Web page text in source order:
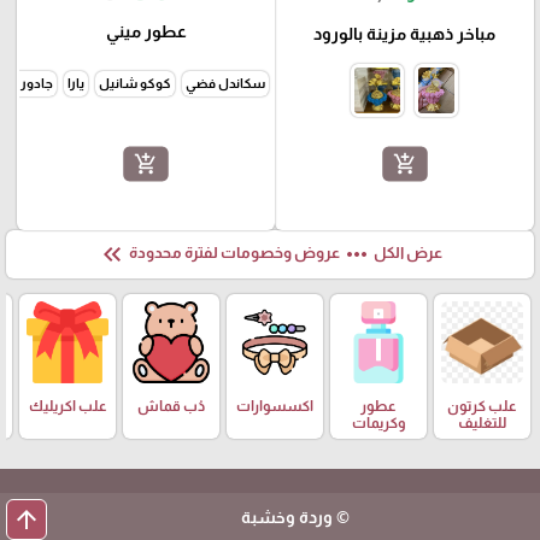
مباخر ذهبية مزينة بالورود
add_shopping_cart
عطور ميني
سكاندل فضي كوكو شانيل يارا جادور
add_shopping_cart
عرض الكل more_horiz عروض وخصومات لفترة محدودة keyboard_double_arrow_left
علب كرتون
للتغليف
عطور
وكريمات
اكسسوارات دُب قماش علب اكريليك
© وردة وخشبة arrow_upward